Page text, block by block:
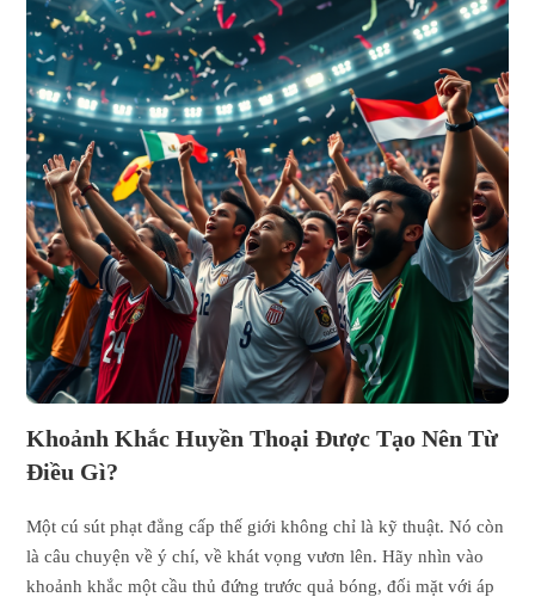
Khoảnh Khắc Huyền Thoại Được Tạo Nên Từ
Điều Gì?
Một cú sút phạt đẳng cấp thế giới không chỉ là kỹ thuật. Nó còn
là câu chuyện về ý chí, về khát vọng vươn lên. Hãy nhìn vào
khoảnh khắc một cầu thủ đứng trước quả bóng, đối mặt với áp